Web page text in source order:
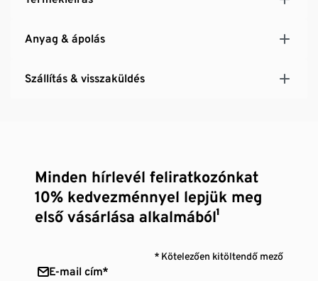
Anyag & ápolás
Szállítás & visszaküldés
Minden hírlevél feliratkozónkat
10% kedvezménnyel lepjük meg
első vásárlása alkalmából¹
* Kötelezően kitöltendő mező
E-mail cím*